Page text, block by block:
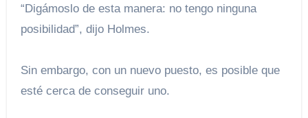
“Digámoslo de esta manera: no tengo ninguna
posibilidad”, dijo Holmes.
Sin embargo, con un nuevo puesto, es posible que
esté cerca de conseguir uno.